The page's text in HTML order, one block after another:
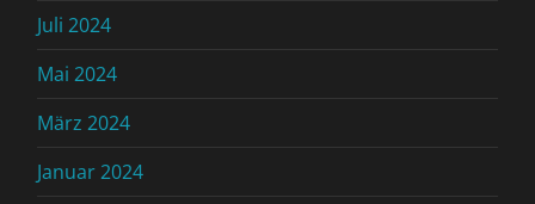
Juli 2024
Mai 2024
März 2024
Januar 2024